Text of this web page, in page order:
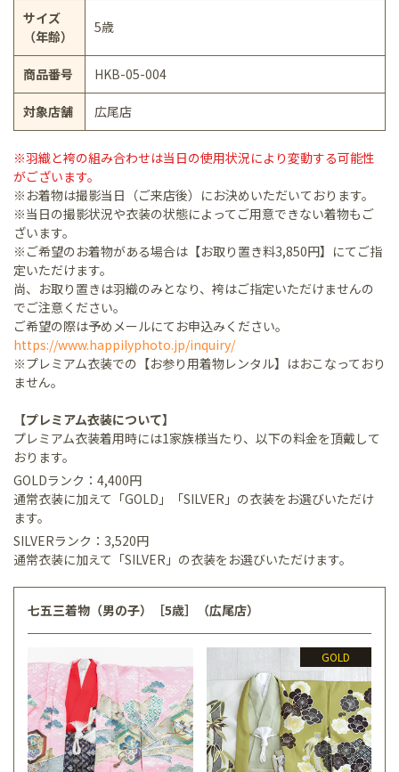
サイズ
（年齢）
5歳
商品番号 HKB-05-004
対象店舗 広尾店
※羽織と袴の組み合わせは当日の使用状況により変動する可能性
がございます。
※お着物は撮影当日（ご来店後）にお決めいただいております。
※当日の撮影状況や衣装の状態によってご用意できない着物もご
ざいます。
※ご希望のお着物がある場合は【お取り置き料3,850円】にてご指
定いただけます。
尚、お取り置きは羽織のみとなり、袴はご指定いただけませんの
でご注意ください。
ご希望の際は予めメールにてお申込みください。
https://www.happilyphoto.jp/inquiry/
※プレミアム衣装での【お参り用着物レンタル】はおこなっており
ません。
【プレミアム衣装について】
プレミアム衣装着用時には1家族様当たり、以下の料金を頂戴して
おります。
GOLDランク：4,400円
通常衣装に加えて「GOLD」「SILVER」の衣装をお選びいただけ
ます。
SILVERランク：3,520円
通常衣装に加えて「SILVER」の衣装をお選びいただけます。
七五三着物（男の子）［5歳］（広尾店）
GOLD